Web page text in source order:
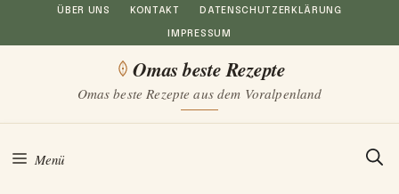
Inhalt
ÜBER UNS KONTAKT DATENSCHUTZERKLÄRUNG
IMPRESSUM
Omas beste Rezepte
Omas beste Rezepte aus dem Voralpenland
Menü